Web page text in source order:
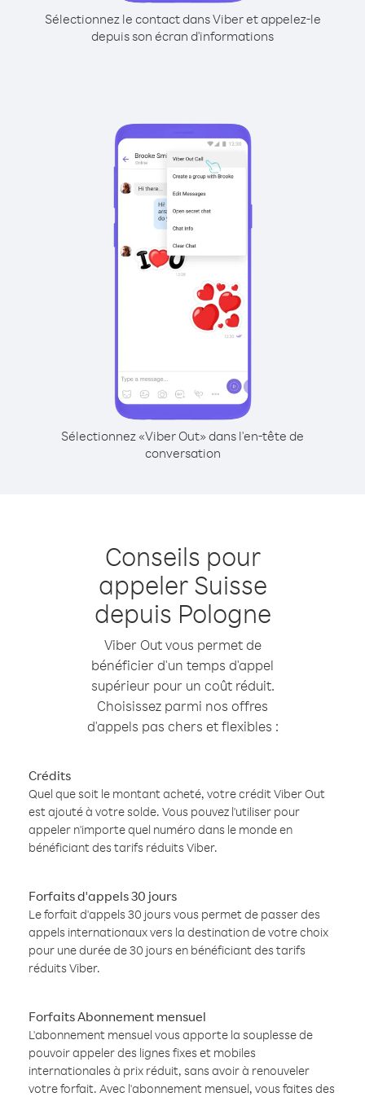
Sélectionnez le contact dans Viber et appelez-le
depuis son écran d'informations
Sélectionnez «Viber Out» dans l'en-tête de
conversation
Conseils pour
appeler Suisse
depuis Pologne
Viber Out vous permet de
bénéficier d'un temps d'appel
supérieur pour un coût réduit.
Choisissez parmi nos offres
d'appels pas chers et flexibles :
Crédits
Quel que soit le montant acheté, votre crédit Viber Out
est ajouté à votre solde. Vous pouvez l'utiliser pour
appeler n'importe quel numéro dans le monde en
bénéficiant des tarifs réduits Viber.
Forfaits d'appels 30 jours
Le forfait d'appels 30 jours vous permet de passer des
appels internationaux vers la destination de votre choix
pour une durée de 30 jours en bénéficiant des tarifs
réduits Viber.
Forfaits Abonnement mensuel
L'abonnement mensuel vous apporte la souplesse de
pouvoir appeler des lignes fixes et mobiles
internationales à prix réduit, sans avoir à renouveler
votre forfait. Avec l'abonnement mensuel, vous faites des